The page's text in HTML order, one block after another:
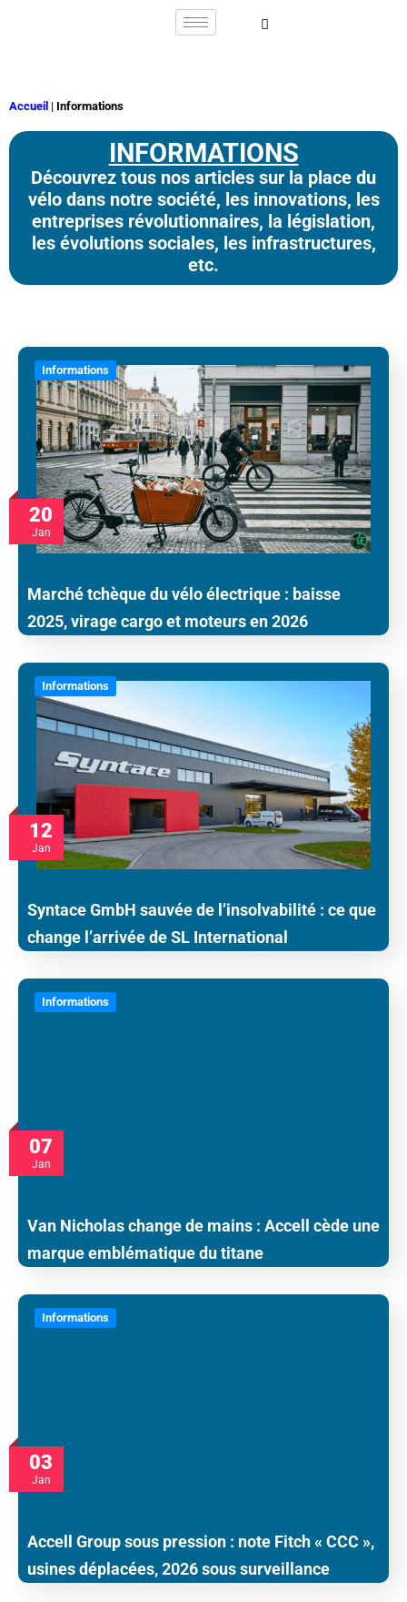
Accueil | Informations
INFORMATIONS
Découvrez tous nos articles sur la place du
vélo dans notre société, les innovations, les
entreprises révolutionnaires, la législation,
les évolutions sociales, les infrastructures,
etc.
20
Jan
Informations
Marché tchèque du vélo électrique : baisse
2025, virage cargo et moteurs en 2026
12
Jan
Informations
Syntace GmbH sauvée de l’insolvabilité : ce que
change l’arrivée de SL International
07
Jan
Informations
Van Nicholas change de mains : Accell cède une
marque emblématique du titane
03
Jan
Informations
Accell Group sous pression : note Fitch « CCC »,
usines déplacées, 2026 sous surveillance